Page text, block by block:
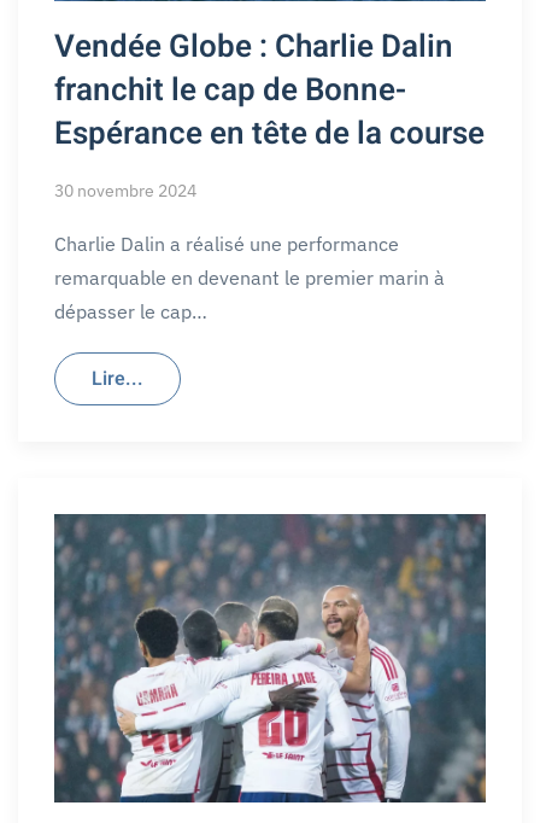
Vendée Globe : Charlie Dalin
franchit le cap de Bonne-
Espérance en tête de la course
30 novembre 2024
Charlie Dalin a réalisé une performance
remarquable en devenant le premier marin à
dépasser le cap…
Lire...